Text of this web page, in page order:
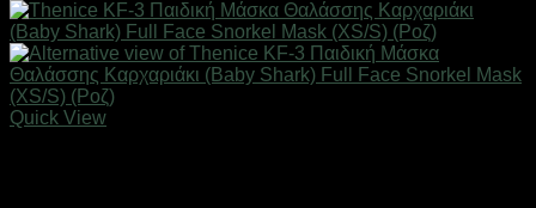
Quick View